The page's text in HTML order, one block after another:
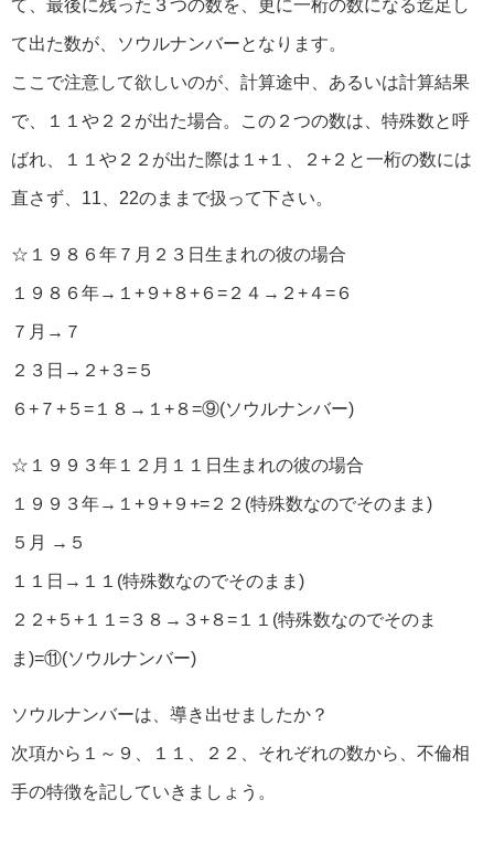
て、最後に残った３つの数を、更に一桁の数になる迄足し
て出た数が、ソウルナンバーとなります。
ここで注意して欲しいのが、計算途中、あるいは計算結果
で、１１や２２が出た場合。この２つの数は、特殊数と呼
ばれ、１１や２２が出た際は１+１、２+２と一桁の数には
直さず、11、22のままで扱って下さい。
☆１９８６年７月２３日生まれの彼の場合
１９８６年→１+９+８+６=２４→２+４=６
７月→７
２３日→２+３=５
６+７+５=１８→１+８=⑨(ソウルナンバー)
☆１９９３年１２月１１日生まれの彼の場合
１９９３年→１+９+９+=２２(特殊数なのでそのまま)
５月 →５
１１日→１１(特殊数なのでそのまま)
２２+５+１１=３８→３+８=１１(特殊数なのでそのま
ま)=⑪(ソウルナンバー)
ソウルナンバーは、導き出せましたか？
次項から１～９、１１、２２、それぞれの数から、不倫相
手の特徴を記していきましょう。